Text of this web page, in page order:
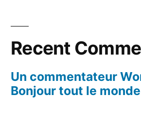
Recent
Un commentateur
Bonjour tout le